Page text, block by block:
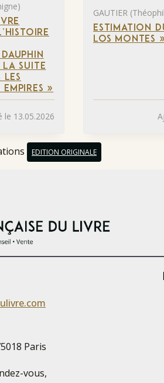
SUITE
LES
EMPIRES »
le 13.05.2026
GAUTIER
ESTIMATION
LOS MONTES »
EDITION ORIGINALE
Paris
vous,